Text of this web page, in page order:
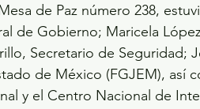
de Paz número 238,
de Gobierno; Maricela
Secretario de Seguridad;
de México (FGJEM), así
y el Centro Nacional de